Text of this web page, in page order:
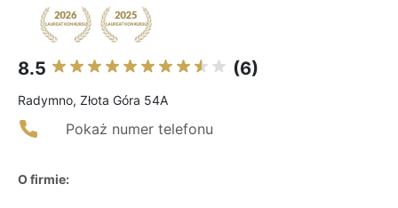
8.5 (6)
Radymno, Złota Góra 54A
Pokaż numer telefonu
O firmie: